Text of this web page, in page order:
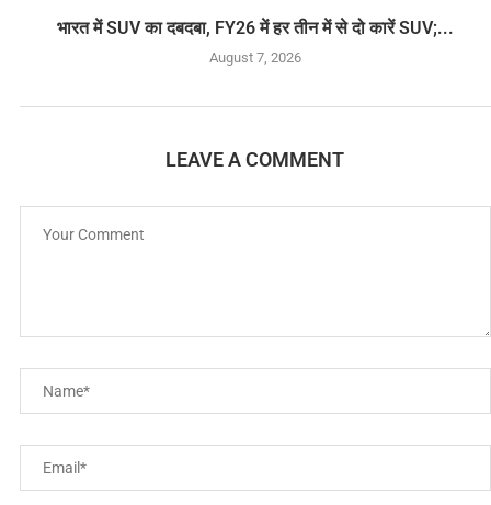
भारत में SUV का दबदबा, FY26 में हर तीन में से दो कारें SUV;...
August 7, 2026
LEAVE A COMMENT